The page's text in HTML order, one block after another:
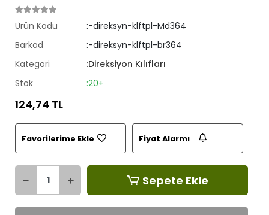
Ürün Kodu
:-direksyn-klftpl-Md364
Barkod
:-direksyn-klftpl-br364
Kategori
:Direksiyon Kılıfları
Stok
:20+
124,74 TL
Favorilerime Ekle Fiyat Alarmı
Sepete Ekle